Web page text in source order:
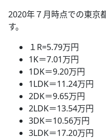
2020年７月時点での東京
す。
１R=5.79万円
1K＝7.01万円
1DK＝9.20万円
1LDK＝11.24万円
2DK＝9.65万円
2LDK＝13.54万円
3DK＝10.56万円
3LDK＝17.20万円